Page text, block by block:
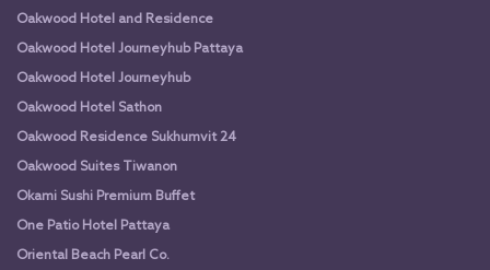
Oakwood Hotel and Residence
Oakwood Hotel Journeyhub Pattaya
Oakwood Hotel Journeyhub
Oakwood Hotel Sathon
Oakwood Residence Sukhumvit 24
Oakwood Suites Tiwanon
Okami Sushi Premium Buffet
One Patio Hotel Pattaya
Oriental Beach Pearl Co.